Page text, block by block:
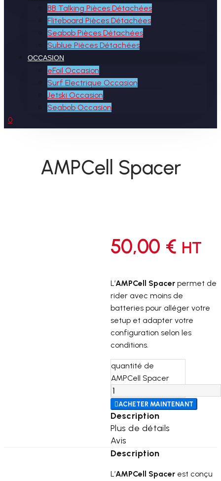
BB Talking Pièces Détachées
Fliteboard Pièces Détachées
Seabob Pièces Détachées
Sublue Pièces Détachées
OCCASION
eFoil Occasion
Surf Electrique Occasion
Jetski Occasion
Seabob Occasion
0
AMPCell Spacer
50,00 € HT
L’AMPCell Spacer permet de
rider avec moins de
batteries pour alléger votre
setup et adapter votre
configuration selon les
conditions.
quantité de
AMPCell Spacer
ACHETER MAINTENANT
Description
Plus de détails
Avis
Description
L’AMPCell Spacer est conçu